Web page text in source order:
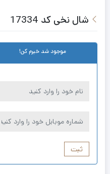
شال نخی کد 17334
موجود شد خبرم کن!
ثبت